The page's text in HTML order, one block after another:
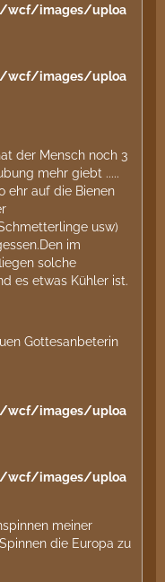
wcf/images/uploa
wcf/images/uploa
der Mensch noch 3
mehr giebt .....
ehr auf die Bienen
usw)
im
solche
es etwas Kühler ist.
Gottesanbeterin
wcf/images/uploa
wcf/images/uploa
meiner
die Europa zu